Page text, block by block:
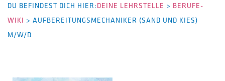
DU BEFINDEST DICH HIER:DEINE LEHRSTELLE > BERUFE-
WIKI > AUFBEREITUNGSMECHANIKER (SAND UND KIES)
M/W/D